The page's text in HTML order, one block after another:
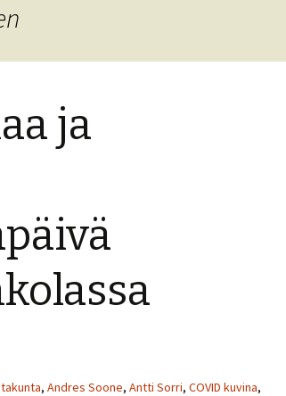
ja
, Andres Soone, Antti Sorri, COVID kuvina,